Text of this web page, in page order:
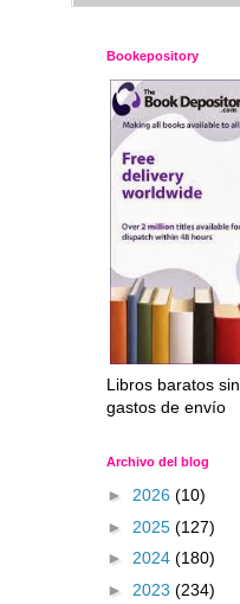
Bookepository
Libros baratos sin
gastos de envío
Archivo del blog
► 2026 (10)
► 2025 (127)
► 2024 (180)
► 2023 (234)